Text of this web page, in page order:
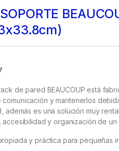
de pared BEAUCOUP está
y mantenerlos
además es una solución muy
y organización de
y práctica para pequeñas